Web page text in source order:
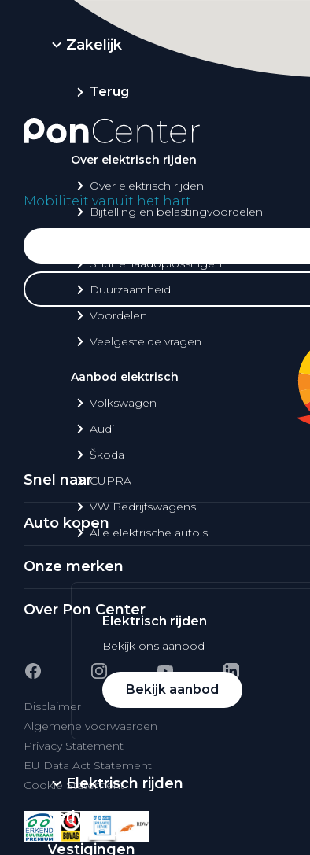
Zakelijk
Terug
Over elektrisch rijden
Over elektrisch rijden
Bijtelling en belastingvoordelen
Shuttel laadoplossingen
Duurzaamheid
Voordelen
Veelgestelde vragen
Aanbod elektrisch
Volkswagen
Audi
Škoda
CUPRA
VW Bedrijfswagens
Alle elektrische auto's
Elektrisch rijden
Bekijk ons aanbod
Bekijk aanbod
Elektrisch rijden
Verhuur
Vestigingen
Mobiliteit vanuit het hart
Snel naar
Auto kopen
Onze merken
Over Pon Center
Disclaimer
Algemene voorwaarden
Privacy Statement
EU Data Act Statement
Cookie Statement